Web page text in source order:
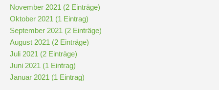
November 2021 (2 Einträge)
Oktober 2021 (1 Eintrag)
September 2021 (2 Einträge)
August 2021 (2 Einträge)
Juli 2021 (2 Einträge)
Juni 2021 (1 Eintrag)
Januar 2021 (1 Eintrag)